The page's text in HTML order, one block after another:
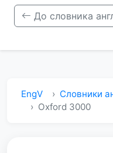
До словника
EngV
Словники
Oxford 3000